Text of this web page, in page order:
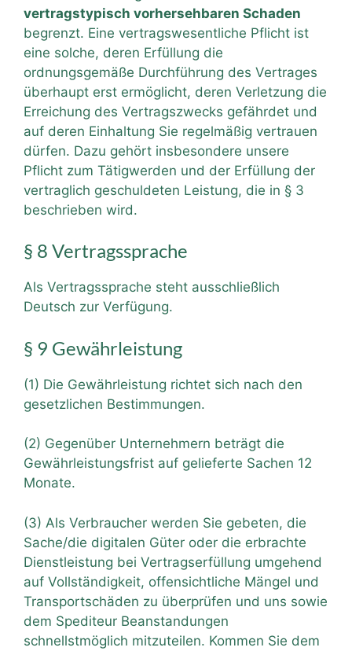
vertragstypisch vorhersehbaren Schaden
begrenzt. Eine vertragswesentliche Pflicht ist
eine solche, deren Erfüllung die
ordnungsgemäße Durchführung des Vertrages
überhaupt erst ermöglicht, deren Verletzung die
Erreichung des Vertragszwecks gefährdet und
auf deren Einhaltung Sie regelmäßig vertrauen
dürfen. Dazu gehört insbesondere unsere
Pflicht zum Tätigwerden und der Erfüllung der
vertraglich geschuldeten Leistung, die in § 3
beschrieben wird.
§ 8 Vertragssprache
Als Vertragssprache steht ausschließlich
Deutsch zur Verfügung.
§ 9 Gewährleistung
(1) Die Gewährleistung richtet sich nach den
gesetzlichen Bestimmungen.
(2) Gegenüber Unternehmern beträgt die
Gewährleistungsfrist auf gelieferte Sachen 12
Monate.
(3) Als Verbraucher werden Sie gebeten, die
Sache/die digitalen Güter oder die erbrachte
Dienstleistung bei Vertragserfüllung umgehend
auf Vollständigkeit, offensichtliche Mängel und
Transportschäden zu überprüfen und uns sowie
dem Spediteur Beanstandungen
schnellstmöglich mitzuteilen. Kommen Sie dem